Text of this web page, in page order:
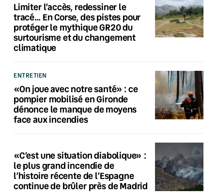
Limiter l’accès, redessiner le
tracé… En Corse, des pistes pour
protéger le mythique GR20 du
surtourisme et du changement
climatique
ENTRETIEN
«On joue avec notre santé» : ce
pompier mobilisé en Gironde
dénonce le manque de moyens
face aux incendies
«C’est une situation diabolique» :
le plus grand incendie de
l’histoire récente de l’Espagne
continue de brûler près de Madrid